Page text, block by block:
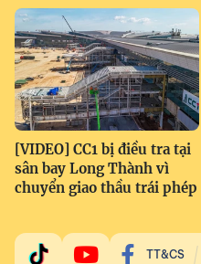
[VIDEO] CC1 bị điều tra tại
sân bay Long Thành vì
chuyển giao thầu trái phép
TT&CS